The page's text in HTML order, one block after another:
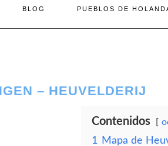
BLOG PUEBLOS DE
– HEUVELDERIJ
Contenidos
1
Mapa de